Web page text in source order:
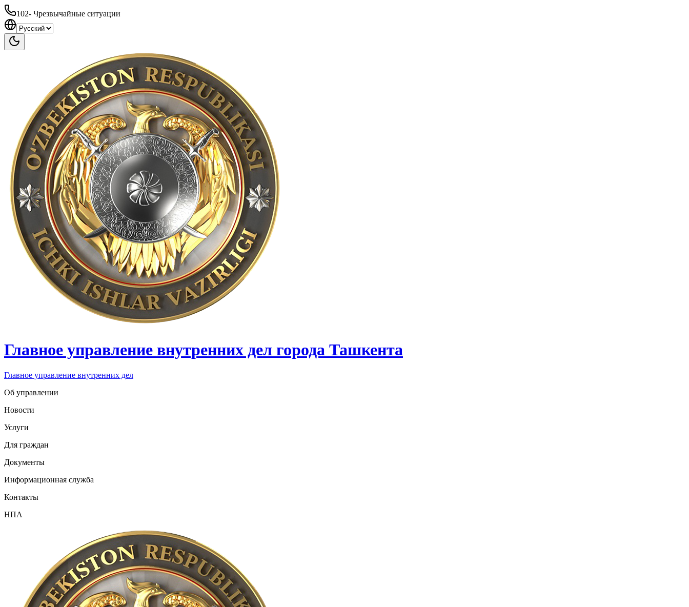
102- Чрезвычайные ситуации
Главное управление внутренних дел города Ташкента
Главное управление внутренних дел
Об управлении
Новости
Услуги
Для граждан
Документы
Информационная служба
Контакты
НПА